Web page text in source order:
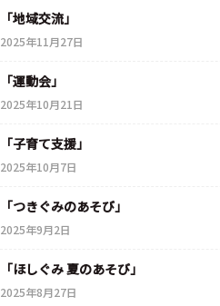
「地域交流」
2025年11月27日
「運動会」
2025年10月21日
「子育て支援」
2025年10月7日
「つきぐみのあそび」
2025年9月2日
「ほしぐみ 夏のあそび」
2025年8月27日